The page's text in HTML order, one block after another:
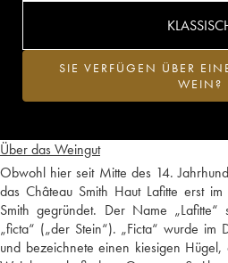
Über das Weingut
Obwohl hier seit Mitte des 14.
das Château Smith Haut Lafitte erst
Smith gegründet. Der Name „Lafitte“
„ficta“ („der Stein“). „Ficta“ wurde im
und bezeichnete einen kiesigen
SIE VERFÜGEN ÜBER
WEIN?